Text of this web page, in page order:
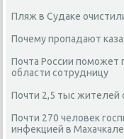
Пляж в Судаке
Почему пропадают
Почта России поможет
области сотрудницу
Почти 2,5 тыс жителей
Почти 270 человек
инфекцией в Махачкале